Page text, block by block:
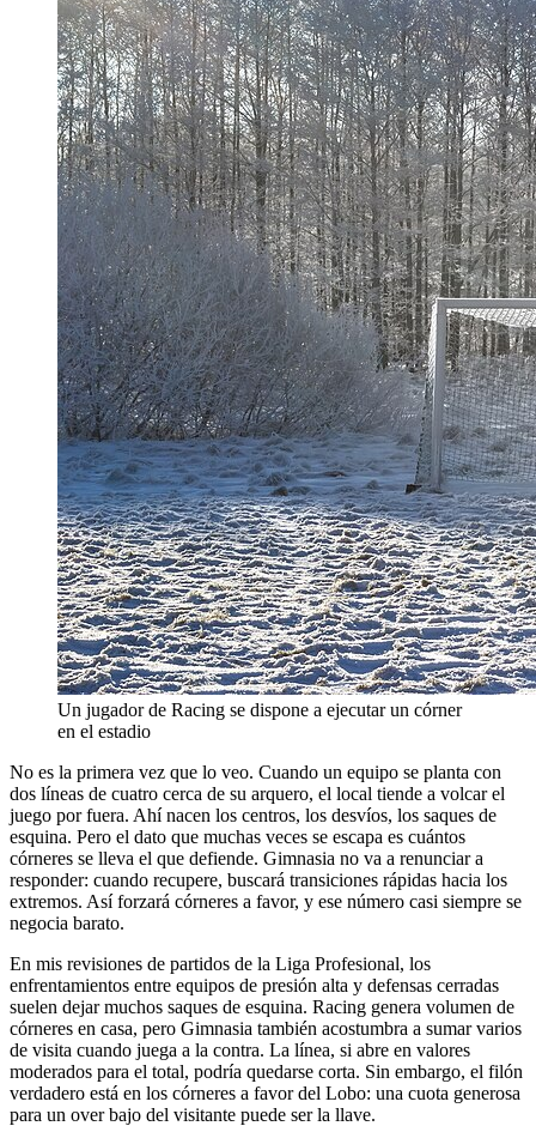
Un jugador de Racing se dispone a ejecutar un córner
en el estadio
No es la primera vez que lo veo. Cuando un equipo se planta con
dos líneas de cuatro cerca de su arquero, el local tiende a volcar el
juego por fuera. Ahí nacen los centros, los desvíos, los saques de
esquina. Pero el dato que muchas veces se escapa es cuántos
córneres se lleva el que defiende. Gimnasia no va a renunciar a
responder: cuando recupere, buscará transiciones rápidas hacia los
extremos. Así forzará córneres a favor, y ese número casi siempre se
negocia barato.
En mis revisiones de partidos de la Liga Profesional, los
enfrentamientos entre equipos de presión alta y defensas cerradas
suelen dejar muchos saques de esquina. Racing genera volumen de
córneres en casa, pero Gimnasia también acostumbra a sumar varios
de visita cuando juega a la contra. La línea, si abre en valores
moderados para el total, podría quedarse corta. Sin embargo, el filón
verdadero está en los córneres a favor del Lobo: una cuota generosa
para un over bajo del visitante puede ser la llave.